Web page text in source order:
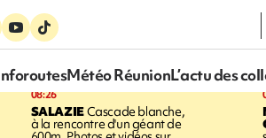
Météo RéunionL’actu des
08:26
SALAZIECascade blanche,
à la rencontre d'un géant de